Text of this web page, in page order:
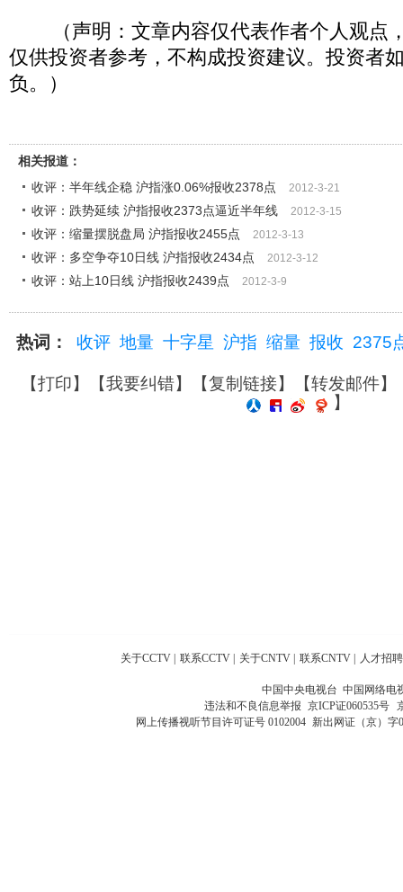
（声明：文章内容仅代表作者个人观点
仅供投资者参考，不构成投资建议。投资者
负。）
相关报道：
收评：半年线企稳 沪指涨0.06%报收2378点
2012-3-21
收评：跌势延续 沪指报收2373点逼近半年线 2012-3-15
收评：缩量摆脱盘局 沪指报收2455点 2012-3-13
收评：多空争夺10日线 沪指报收2434点 2012-3-12
收评：站上10日线 沪指报收2439点 2012-3-9
热词： 收评 地量 十字星 沪指 缩量 报收 2375
【打印】【我要纠错】【复制链接】【转发邮件】
】
关于CCTV 联系CCTV 关于CNTV 联系CNTV 人才招聘
中国中央电视台 中国网络电
违法和不良信息举报 京ICP证060535号
网上传播视听节目许可证号 0102004 新出网证（京）